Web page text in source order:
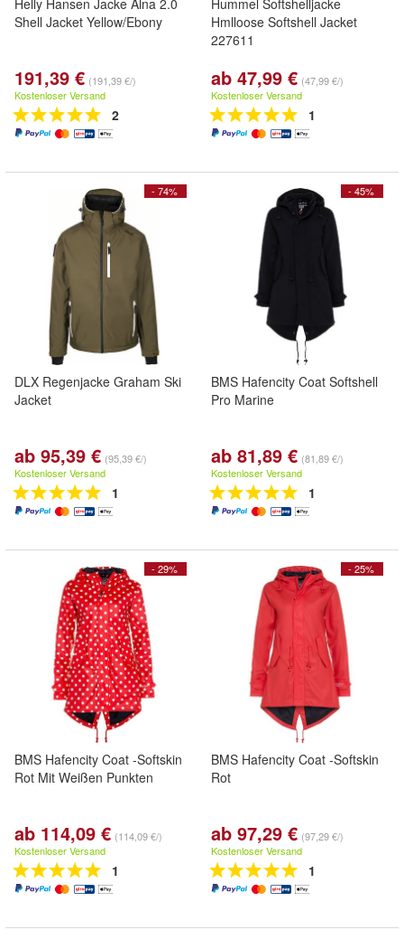
Helly Hansen Jacke Alna 2.0
Shell Jacket Yellow/Ebony
191,39 € (191,39 €/)
Kostenloser Versand
2
Hummel Softshelljacke
Hmlloose Softshell Jacket
227611
ab 47,99 € (47,99 €/)
Kostenloser Versand
1
- 74%
DLX Regenjacke Graham Ski
Jacket
ab 95,39 € (95,39 €/)
Kostenloser Versand
1
- 45%
BMS Hafencity Coat Softshell
Pro Marine
ab 81,89 € (81,89 €/)
Kostenloser Versand
1
- 29%
BMS Hafencity Coat -Softskin
Rot Mit Weißen Punkten
ab 114,09 € (114,09 €/)
Kostenloser Versand
1
- 25%
BMS Hafencity Coat -Softskin
Rot
ab 97,29 € (97,29 €/)
Kostenloser Versand
1